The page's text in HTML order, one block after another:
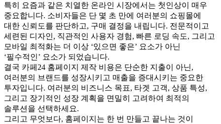
특히 요즘과 같은 치열한 온라인 시장에서는 첫인상이 매우
중요합니다. 소비자들은 단 몇 초 만에 여러분의 쇼핑몰에
대한 신뢰도를 판단하고, 구매 결정을 내립니다. 전문적이고
세련된 디자인, 직관적인 사용자 경험, 빠른 로딩 속도, 그리고
모바일 최적화는 더 이상 ‘있으면 좋은’ 요소가 아닌
‘필수적인’ 요소가 되었습니다.
결국 카페24 홈페이지 제작 비용은 단순한 지출이 아닌,
여러분의 브랜드를 성장시키고 매출을 증대시키는 중요한
투자입니다. 여러분의 비즈니스 목표, 타겟 고객, 상품 특성,
그리고 장기적인 성장 계획을 면밀히 고려하여 최적의
솔루션을 선택하세요.
그리고 무엇보다, 홈페이지는 한 번 만들고 끝나는 것이